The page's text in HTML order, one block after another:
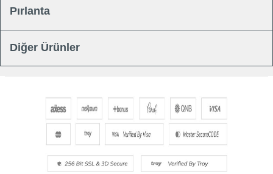
Pırlanta
Diğer Ürünler